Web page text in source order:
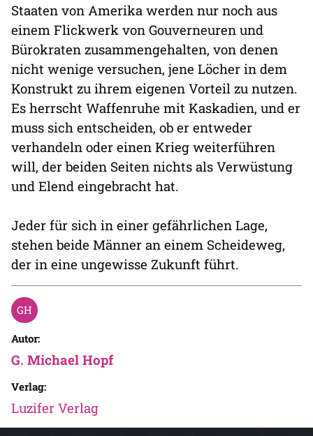
Staaten von Amerika werden nur noch aus
einem Flickwerk von Gouverneuren und
Bürokraten zusammengehalten, von denen
nicht wenige versuchen, jene Löcher in dem
Konstrukt zu ihrem eigenen Vorteil zu nutzen.
Es herrscht Waffenruhe mit Kaskadien, und er
muss sich entscheiden, ob er entweder
verhandeln oder einen Krieg weiterführen
will, der beiden Seiten nichts als Verwüstung
und Elend eingebracht hat.
Jeder für sich in einer gefährlichen Lage,
stehen beide Männer an einem Scheideweg,
der in eine ungewisse Zukunft führt.
Autor:
G. Michael Hopf
Verlag:
Luzifer Verlag